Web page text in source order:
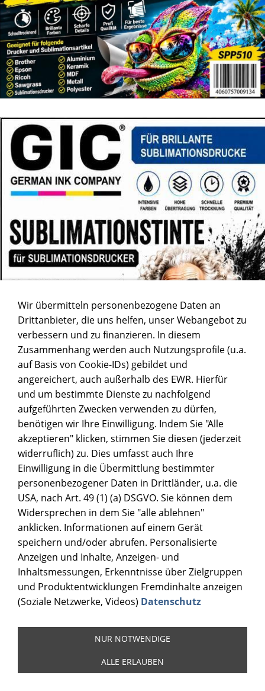
Wir übermitteln personenbezogene Daten an
Drittanbieter, die uns helfen, unser Webangebot zu
verbessern und zu finanzieren. In diesem
Zusammenhang werden auch Nutzungsprofile (u.a.
auf Basis von Cookie-IDs) gebildet und
angereichert, auch außerhalb des EWR. Hierfür
und um bestimmte Dienste zu nachfolgend
aufgeführten Zwecken verwenden zu dürfen,
benötigen wir Ihre Einwilligung. Indem Sie "Alle
akzeptieren" klicken, stimmen Sie diesen (jederzeit
widerruflich) zu. Dies umfasst auch Ihre
Einwilligung in die Übermittlung bestimmter
personenbezogener Daten in Drittländer, u.a. die
USA, nach Art. 49 (1) (a) DSGVO. Sie können dem
Widersprechen in dem Sie "alle ablehnen"
anklicken. Informationen auf einem Gerät
speichern und/oder abrufen. Personalisierte
Anzeigen und Inhalte, Anzeigen- und
Inhaltsmessungen, Erkenntnisse über Zielgruppen
und Produktentwicklungen Fremdinhalte anzeigen
(Soziale Netzwerke, Videos) Datenschutz
NUR NOTWENDIGE
ALLE ERLAUBEN